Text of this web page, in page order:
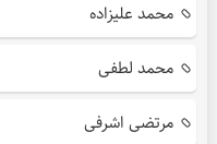
محمد علیزاده
محمد لطفی
مرتضی اشرفی